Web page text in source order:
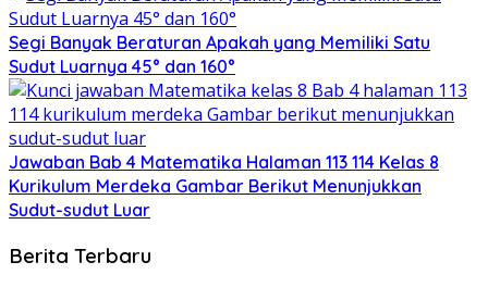
Segi Banyak Beraturan Apakah yang Memiliki Satu
Sudut Luarnya 45° dan 160°
Jawaban Bab 4 Matematika Halaman 113 114 Kelas 8
Kurikulum Merdeka Gambar Berikut Menunjukkan
Sudut-sudut Luar
Berita Terbaru